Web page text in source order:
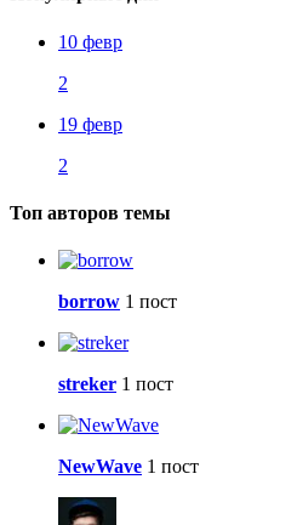
10 февр
2
19 февр
2
Топ авторов темы
borrow 1 пост
streker 1 пост
NewWave 1 пост